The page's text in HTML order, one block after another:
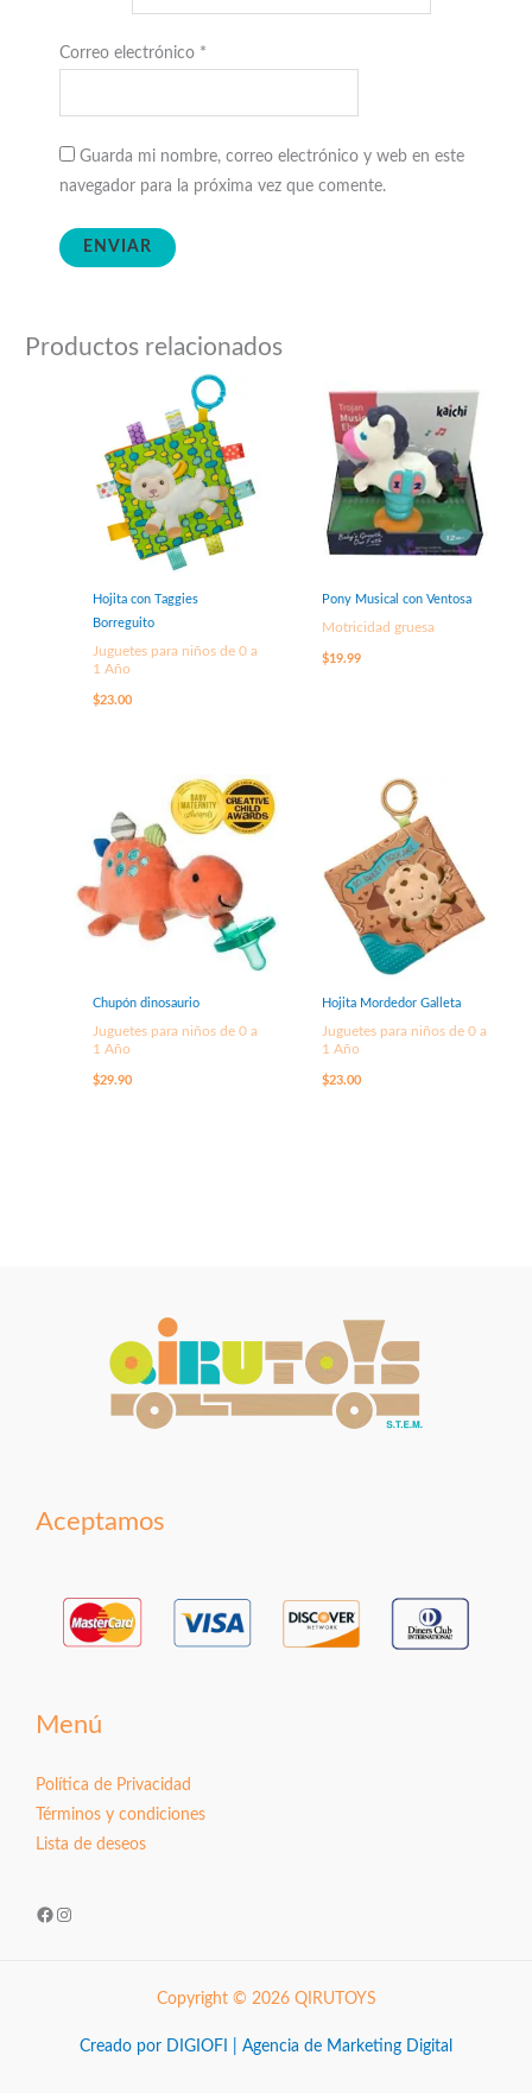
Correo electrónico *
Guarda mi nombre, correo electrónico y web en este
navegador para la próxima vez que comente.
Productos relacionados
Hojita con Taggies
Borreguito
Juguetes para niños de 0 a
1 Año
$23.00
Pony Musical con Ventosa
Motricidad gruesa
$19.99
Chupón dinosaurio
Juguetes para niños de 0 a
1 Año
$29.90
Hojita Mordedor Galleta
Juguetes para niños de 0 a
1 Año
$23.00
Aceptamos
Menú
Política de Privacidad
Términos y condiciones
Lista de deseos
Facebook
Instagram
Copyright © 2026 QIRUTOYS
Creado por DIGIOFI | Agencia de Marketing Digital